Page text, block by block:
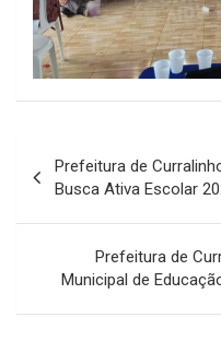
de
Post
Prefeitura de
Busca Ativa Escolar
Prefeitura de
Municipal de